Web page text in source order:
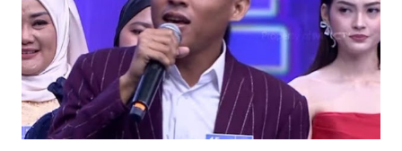
Malaraman, dahulu disana tempatnya pangguyangan badak
(badak mandi lumpur) dan dari Pena/ pulpen yang sering
dipakai menulis oleh bangsawan tersebut terbanglah ke
Panulisan, maka sangatlah kental ada istilah Cisantana-
Panulisan . Wilayah Kabupaten Kuningan, sudah disebut
dalam jaman keraja...